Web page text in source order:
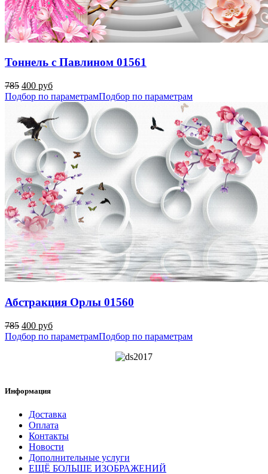
Тоннель с Павлином 01561
785 400 руб
Подбор по параметрамПодбор по параметрам
Абстракция Орлы 01560
785 400 руб
Подбор по параметрамПодбор по параметрам
Информация
Доставка
Оплата
Контакты
Новости
Дополнительные услуги
ЕЩЁ БОЛЬШЕ ИЗОБРАЖЕНИЙ